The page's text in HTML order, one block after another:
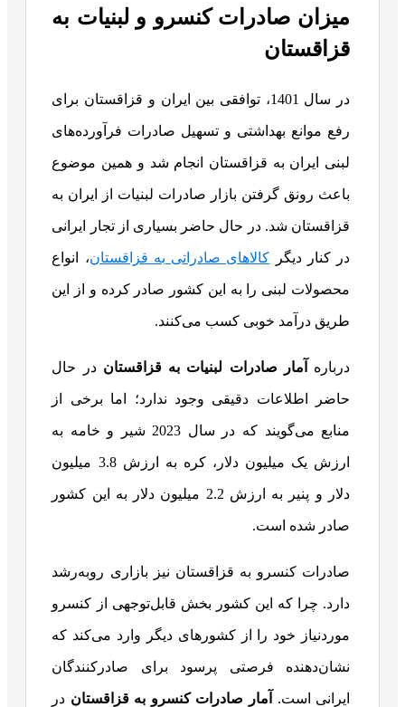
میزان صادرات کنسرو و لبنیات به
قزاقستان
در سال 1401، توافقی بین ایران و قزاقستان برای
رفع موانع بهداشتی و تسهیل صادرات فرآورده‌های
لبنی ایران به قزاقستان انجام شد و همین موضوع
باعث رونق گرفتن بازار صادرات لبنیات از ایران به
قزاقستان شد. در حال حاضر بسیاری از تجار ایرانی
در کنار دیگر کالاهای صادراتی به قزاقستان، انواع
محصولات لبنی را به این کشور صادر کرده و از این
طریق درآمد خوبی کسب می‌کنند.
درباره آمار صادرات لبنیات به قزاقستان در حال
حاضر اطلاعات دقیقی وجود ندارد؛ اما برخی از
منابع می‌گویند که در سال 2023 شیر و خامه به
ارزش یک میلیون دلار، کره به ارزش 3.8 میلیون
دلار و پنیر به ارزش 2.2 میلیون دلار به این کشور
صادر شده است.
صادرات کنسرو به قزاقستان نیز بازاری روبه‌رشد
دارد. چرا که این کشور بخش قابل‌توجهی از کنسرو
موردنیاز خود را از کشورهای دیگر وارد می‌کند که
نشان‌دهنده فرصتی پرسود برای صادرکنندگان
ایرانی است. آمار صادرات کنسرو به قزاقستان در